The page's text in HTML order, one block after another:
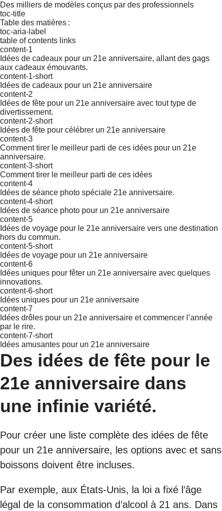
Des milliers de modèles conçus par des professionnels
toc-title
Table des matières :
toc-aria-label
table of contents links
content-1
Idées de cadeaux pour un 21e anniversaire, allant des gags
aux cadeaux émouvants.
content-1-short
Idées de cadeaux pour un 21e anniversaire
content-2
Idées de fête pour un 21e anniversaire avec tout type de
divertissement.
content-2-short
Idées de fête pour célébrer un 21e anniversaire
content-3
Comment tirer le meilleur parti de ces idées pour un 21e
anniversaire.
content-3-short
Comment tirer le meilleur parti de ces idées
content-4
Idées de séance photo spéciale 21e anniversaire.
content-4-short
Idées de séance photo pour un 21e anniversaire
content-5
Idées de voyage pour le 21e anniversaire vers une destination
hors du commun.
content-5-short
Idées de voyage pour un 21e anniversaire
content-6
Idées uniques pour fêter un 21e anniversaire avec quelques
innovations.
content-6-short
Idées uniques pour un 21e anniversaire
content-7
Idées drôles pour un 21e anniversaire et commencer l’année
par le rire.
content-7-short
Idées amusantes pour un 21e anniversaire
Des idées de fête pour le
21e anniversaire dans
une infinie variété.
Pour créer une liste complète des idées de fête
pour un 21e anniversaire, les options avec et sans
boissons doivent être incluses.
Par exemple, aux États-Unis, la loi a fixé l’âge
légal de la consommation d’alcool à 21 ans. Dans